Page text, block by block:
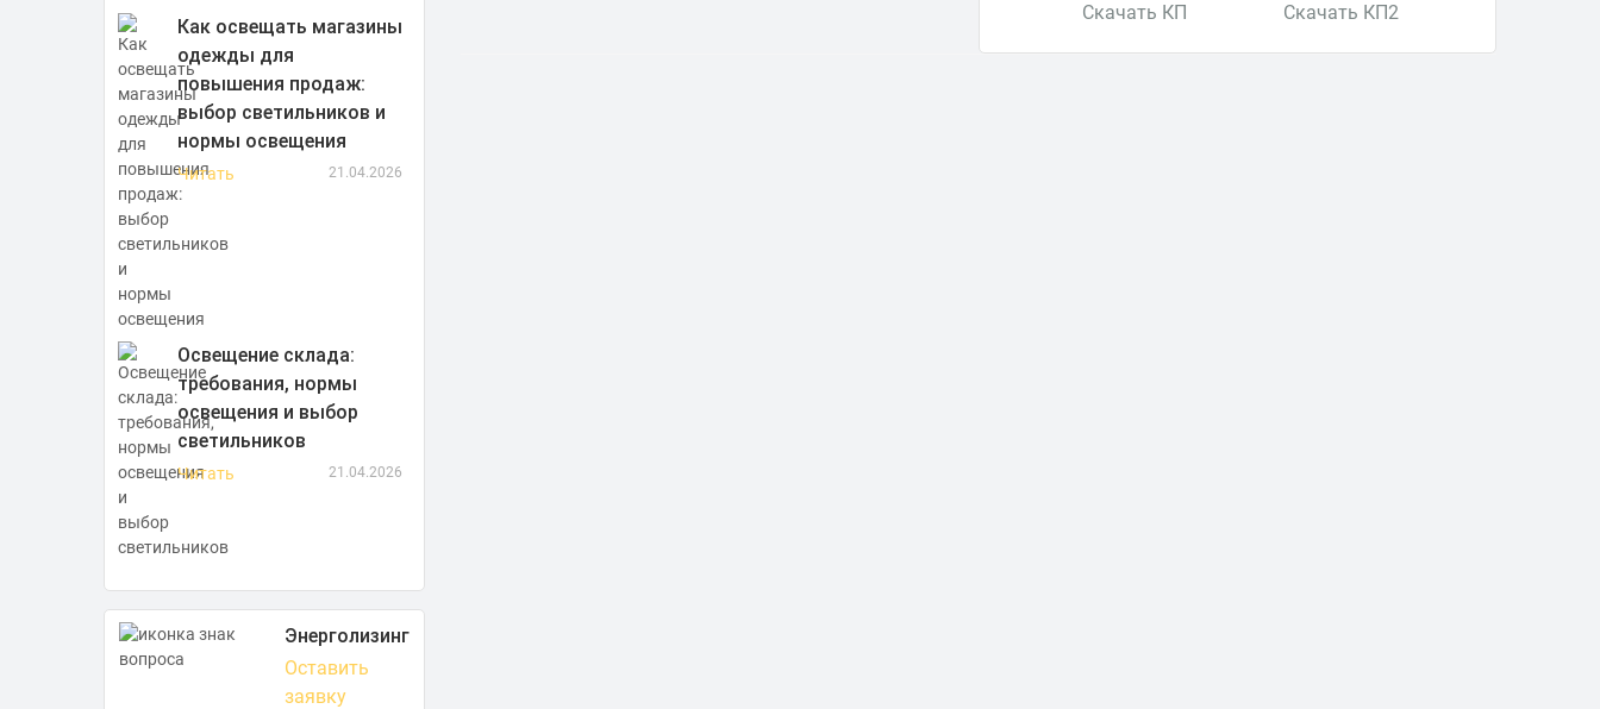
Как освещать магазины
одежды для
повышения продаж:
выбор светильников и
нормы освещения
Читать 21.04.2026
Освещение склада:
требования, нормы
освещения и выбор
светильников
Читать 21.04.2026
Энерголизинг
Оставить
заявку
Скачать КП Скачать КП2